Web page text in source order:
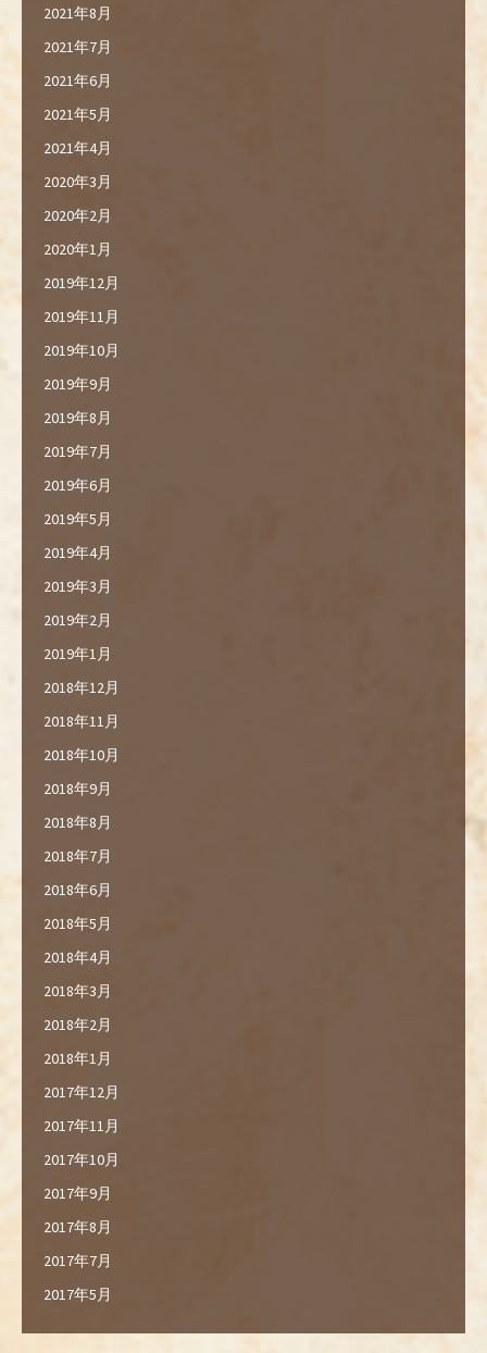
2021年8月
2021年7月
2021年6月
2021年5月
2021年4月
2020年3月
2020年2月
2020年1月
2019年12月
2019年11月
2019年10月
2019年9月
2019年8月
2019年7月
2019年6月
2019年5月
2019年4月
2019年3月
2019年2月
2019年1月
2018年12月
2018年11月
2018年10月
2018年9月
2018年8月
2018年7月
2018年6月
2018年5月
2018年4月
2018年3月
2018年2月
2018年1月
2017年12月
2017年11月
2017年10月
2017年9月
2017年8月
2017年7月
2017年5月